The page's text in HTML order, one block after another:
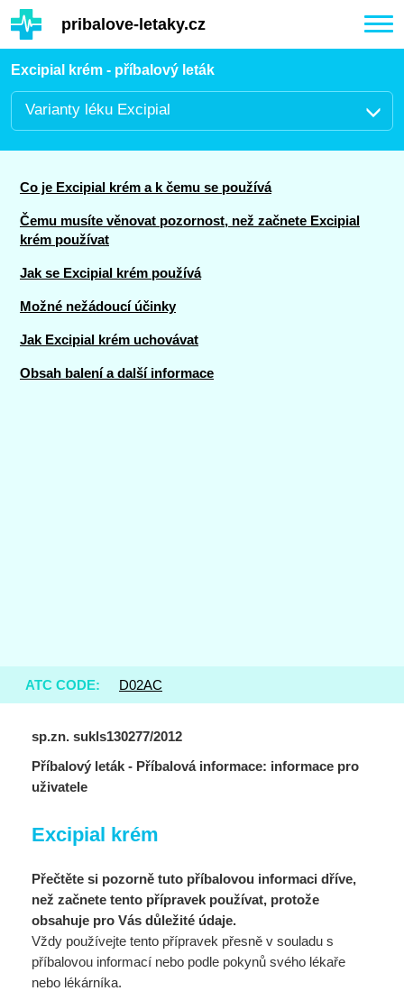
Hauptinhalt
pribalove-letaky.cz
Excipial krém - příbalový leták
Varianty léku Excipial
Co je Excipial krém a k čemu se používá
Čemu musíte věnovat pozornost, než začnete Excipial
krém používat
Jak se Excipial krém používá
Možné nežádoucí účinky
Jak Excipial krém uchovávat
Obsah balení a další informace
ATC CODE: D02AC
sp.zn. sukls130277/2012
Příbalový leták - Příbalová informace: informace pro
uživatele
Excipial krém
Přečtěte si pozorně tuto příbalovou informaci dříve,
než začnete tento přípravek používat, protože
obsahuje pro Vás důležité údaje.
Vždy používejte tento přípravek přesně v souladu s
příbalovou informací nebo podle pokynů svého lékaře
nebo lékárníka.